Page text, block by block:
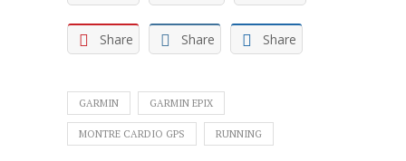
Share Share Share
GARMIN GARMIN EPIX
MONTRE CARDIO GPS RUNNING